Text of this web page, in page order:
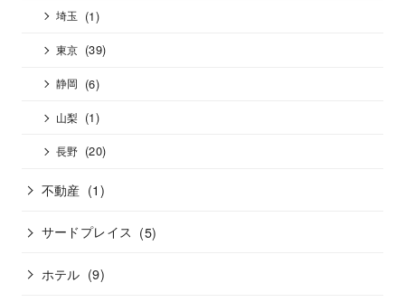
埼玉 (1)
東京 (39)
静岡 (6)
山梨 (1)
長野 (20)
不動産 (1)
サードプレイス (5)
ホテル (9)